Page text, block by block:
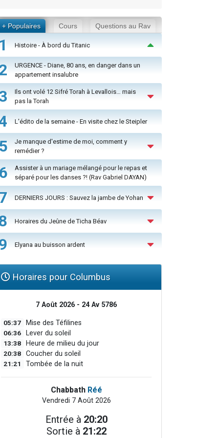
+ Populaires Cours Questions au Rav
Histoire - À bord du Titanic
URGENCE - Diane, 80 ans, en danger dans un
appartement insalubre
Ils ont volé 12 Sifré Torah à Levallois… mais
pas la Torah
L'édito de la semaine - En visite chez le Steipler
Je manque d'estime de moi, comment y
remédier ?
Assister à un mariage mélangé pour le repas et
séparé pour les danses ?! (Rav Gabriel DAYAN)
DERNIERS JOURS : Sauvez la jambe de Yohan
Horaires du Jeûne de Ticha Béav
Elyana au buisson ardent
Horaires pour Columbus
7 Août 2026 - 24 Av 5786
05:37 Mise des Téfilines
06:36 Lever du soleil
13:38 Heure de milieu du jour
20:38 Coucher du soleil
21:21 Tombée de la nuit
Chabbath Réé
Vendredi 7 Août 2026
Entrée à 20:20
Sortie à 21:22